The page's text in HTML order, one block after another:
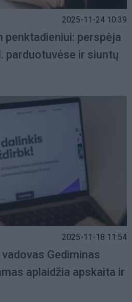
2025-11-24 10:39
perspėja
parduotuvėse ir siuntų
2025-11-18 11:54
Gediminas
aplaidžia apskaita ir